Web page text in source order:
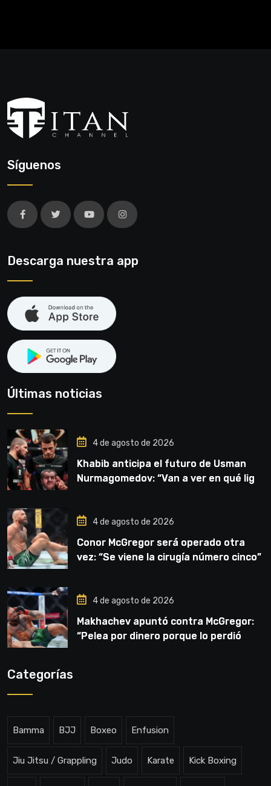
Síguenos
Descarga nuestra app
Últimas noticias
4 de agosto de 2026
Khabib anticipa el futuro de Usman
Nurmagomedov: “Van a ver en qué liga
4 de agosto de 2026
Conor McGregor será operado otra
vez: “Se viene la cirugía número cinco”
4 de agosto de 2026
Makhachev apuntó contra McGregor:
“Pelea por dinero porque lo perdió
Categorías
Bamma BJJ Boxeo Enfusion
Jiu Jitsu / Grappling Judo Karate Kick Boxing